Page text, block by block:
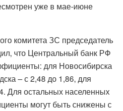
уже в мае-июне
комитета ЗС председатель
что Центральный банк РФ
для Новосибирска
– с 2,48 до 1,86, для
Для остальных населенных
могут быть снижены с